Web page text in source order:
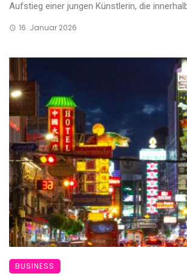
Aufstieg einer jungen Künstlerin, die
16. Januar 2026
BUSINESS